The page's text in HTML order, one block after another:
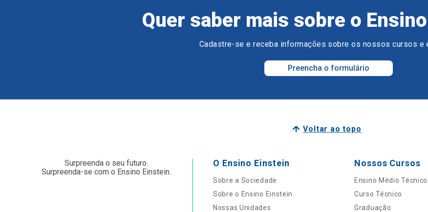
Quer saber mais sobre o
Cadastre-se e receba informações sobre os nossos cursos e
Preencha o formulário
Voltar ao topo
Surpreenda o seu futuro.
Surpreenda-se com o Ensino Einstein.
O Ensino Einstein
Sobre a Sociedade
Sobre o Ensino Einstein
Nossas Unidades
Nossos Cursos
Ensino Médio Técnico
Curso Técnico
Graduação